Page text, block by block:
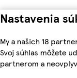
Nastavenia
My a našich 18
Svoj súhlas môžete
partnerom a